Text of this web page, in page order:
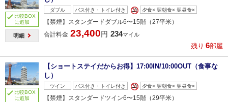
比較BOX
に追加
明細
ダブル バス付き・トイレ付き 夕食× 翌朝食× 翌昼食×
【禁煙】スタンダードダブル6〜15階（27平米）
合計料金 23,400円 234マイル
残り 6部屋
比較BOX
に追加
【ショートステイだからお得】17:00IN/10:00OUT（食事な
し）
ツイン バス付き・トイレ付き 夕食× 翌朝食× 翌昼食×
【禁煙】スタンダードツイン6〜15階（29平米）